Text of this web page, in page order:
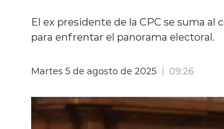
El ex presidente de la CPC se suma
para enfrentar el panorama electoral.
Martes 5 de agosto de 2025 09:26